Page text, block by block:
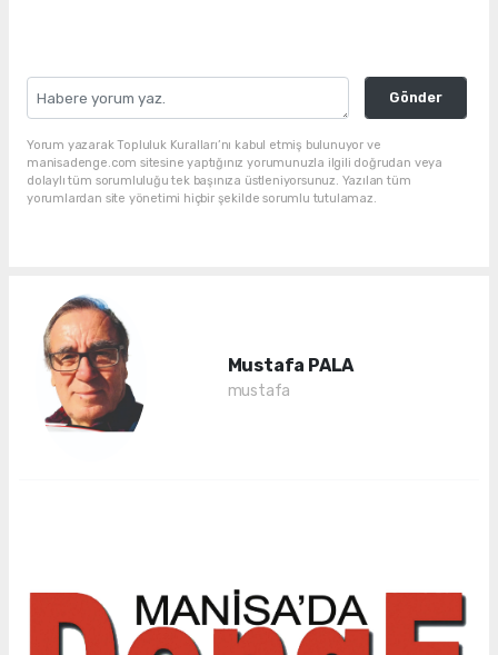
Gönder
Yorum yazarak Topluluk Kuralları’nı kabul etmiş bulunuyor ve
manisadenge.com sitesine yaptığınız yorumunuzla ilgili doğrudan veya
dolaylı tüm sorumluluğu tek başınıza üstleniyorsunuz. Yazılan tüm
yorumlardan site yönetimi hiçbir şekilde sorumlu tutulamaz.
Mustafa PALA
mustafa